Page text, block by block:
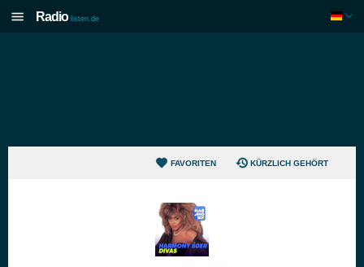
Radio listen.de
FAVORITEN KÜRZLICH GEHÖRT